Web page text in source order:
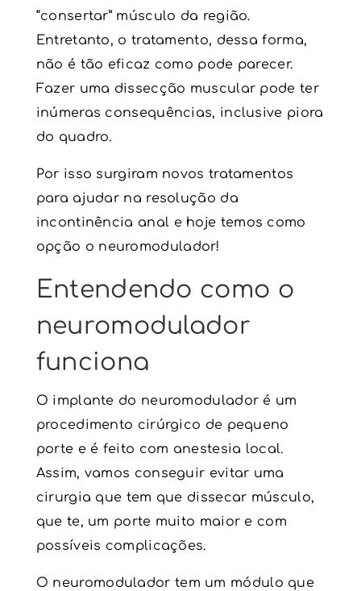
“consertar” músculo da região.
Entretanto, o tratamento, dessa forma,
não é tão eficaz como pode parecer.
Fazer uma dissecção muscular pode ter
inúmeras consequências, inclusive piora
do quadro.
Por isso surgiram novos tratamentos
para ajudar na resolução da
incontinência anal e hoje temos como
opção o neuromodulador!
Entendendo como o
neuromodulador
funciona
O implante do neuromodulador é um
procedimento cirúrgico de pequeno
porte e é feito com anestesia local.
Assim, vamos conseguir evitar uma
cirurgia que tem que dissecar músculo,
que te, um porte muito maior e com
possíveis complicações.
O neuromodulador tem um módulo que